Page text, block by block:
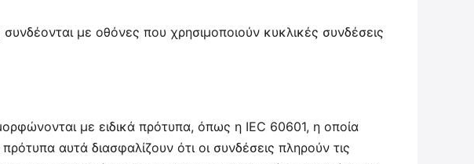
με οθόνες που χρησιμοποιούν κυκλικές συνδέσεις
με ειδικά πρότυπα, όπως η IEC 60601, η οποία
αυτά διασφαλίζουν ότι οι συνδέσεις πληρούν τις